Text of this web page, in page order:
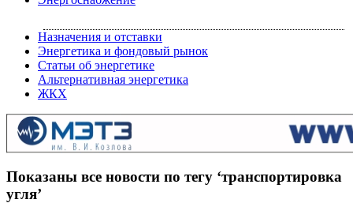
Назначения и отставки
Энергетика и фондовый рынок
Статьи об энергетике
Альтернативная энергетика
ЖКХ
Показаны все новости по тегу ‘транспортировка
угля’